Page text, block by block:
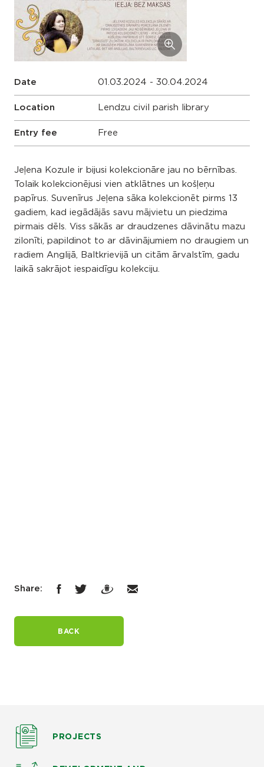
Date 01.03.2024 - 30.04.2024
Location Lendzu civil parish library
Entry fee Free
Jeļena Kozule ir bijusi kolekcionāre jau no bērnības.
Tolaik kolekcionējusi vien atklātnes un košļeņu
papīrus. Suvenīrus Jeļena sāka kolekcionēt pirms 13
gadiem, kad iegādājās savu mājvietu un piedzima
pirmais dēls. Viss sākās ar draudzenes dāvinātu mazu
zilonīti, papildinot to ar dāvinājumiem no draugiem un
radiem Anglijā, Baltkrievijā un citām ārvalstīm, gadu
laikā sakrājot iespaidīgu kolekciju.
Share:
BACK
PROJECTS